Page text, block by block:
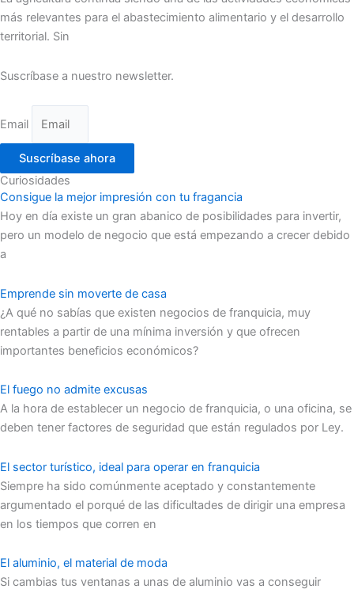
más relevantes para el abastecimiento alimentario y el desarrollo
territorial. Sin
Suscríbase a nuestro newsletter.
Email
Suscríbase ahora
Curiosidades
Consigue la mejor impresión con tu fragancia
Hoy en día existe un gran abanico de posibilidades para invertir,
pero un modelo de negocio que está empezando a crecer debido
a
Emprende sin moverte de casa
¿A qué no sabías que existen negocios de franquicia, muy
rentables a partir de una mínima inversión y que ofrecen
importantes beneficios económicos?
El fuego no admite excusas
A la hora de establecer un negocio de franquicia, o una oficina, se
deben tener factores de seguridad que están regulados por Ley.
El sector turístico, ideal para operar en franquicia
Siempre ha sido comúnmente aceptado y constantemente
argumentado el porqué de las dificultades de dirigir una empresa
en los tiempos que corren en
El aluminio, el material de moda
Si cambias tus ventanas a unas de aluminio vas a conseguir